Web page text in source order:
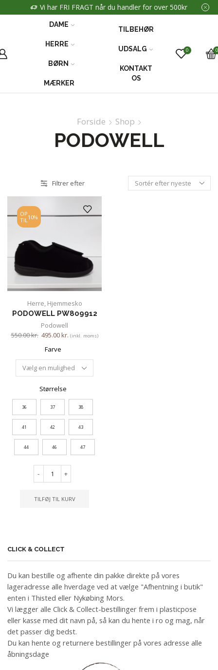
Vi har FRI FRAGT når du handler for over 500kr
DAME
HERRE
BØRN
MÆRKER
TILBEHØR
UDSALG
KONTAKT
OS
0 0
Forside Shop
PODOWELL
Filtrer efter
OP
TIL10%
Herre, Hjemmesko
PODOWELL PW809912
Podowell
550.00kr. 495.00kr. (inkl. moms)
Farve
Størrelse
36 37 38
41 42 43
44 46 47
- +
TILFØJ TIL KURV
CLICK & COLLECT
Du kan bestille og afhente din pakke direkte på vores
lageradresse alle hverdage ved at vælge "Afhentning i butik"
enten i Thisted eller Nykøbing Mors.
Vi lægger alle Click & Collect-bestillinger frem i plasticpose
eller kasse med dit navn på, så kan du hente i ro og mag, når
det passer dig bedst.
Du kan hente og returnere bestillinger på vores adresse alle
åbningsdage